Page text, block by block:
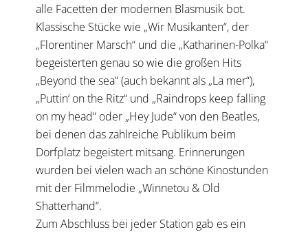
alle Facetten der modernen Blasmusik bot.
Klassische Stücke wie „Wir Musikanten“, der
„Florentiner Marsch“ und die „Katharinen-Polka“
begeisterten genau so wie die großen Hits
„Beyond the sea“ (auch bekannt als „La mer“),
„Puttin‘ on the Ritz“ und „Raindrops keep falling
on my head“ oder „Hey Jude“ von den Beatles,
bei denen das zahlreiche Publikum beim
Dorfplatz begeistert mitsang. Erinnerungen
wurden bei vielen wach an schöne Kinostunden
mit der Filmmelodie „Winnetou & Old
Shatterhand“.
Zum Abschluss bei jeder Station gab es ein